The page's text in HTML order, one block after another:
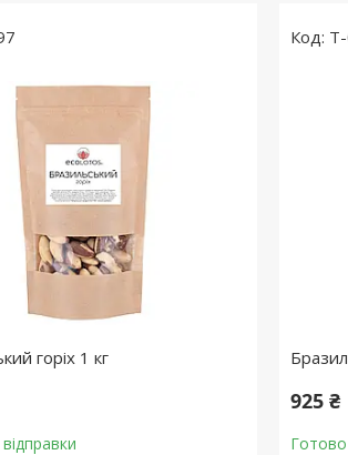
горіх 1 кг
925 ₴
Готово